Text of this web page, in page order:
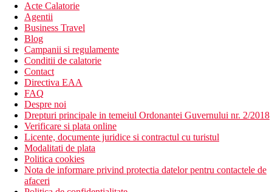
Acte Calatorie
Agentii
Business Travel
Blog
Campanii si regulamente
Conditii de calatorie
Contact
Directiva EAA
FAQ
Despre noi
Drepturi principale in temeiul Ordonantei Guvernului nr. 2/2018
Verificare si plata online
Licente, documente juridice si contractul cu turistul
Modalitati de plata
Politica cookies
Nota de informare privind protectia datelor pentru contactele de
afaceri